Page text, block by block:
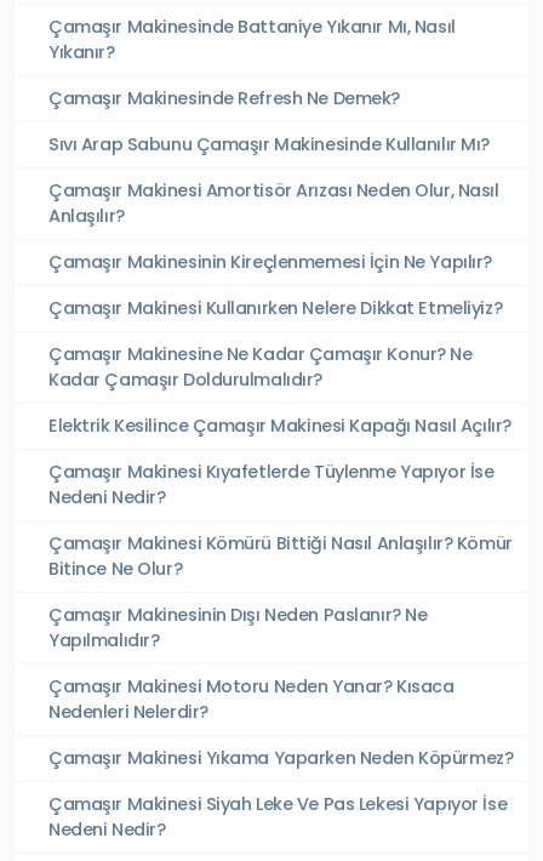
Çamaşır Makinesinde Battaniye Yıkanır Mı, Nasıl
Yıkanır?
Çamaşır Makinesinde Refresh Ne Demek?
Sıvı Arap Sabunu Çamaşır Makinesinde Kullanılır Mı?
Çamaşır Makinesi Amortisör Arızası Neden Olur, Nasıl
Anlaşılır?
Çamaşır Makinesinin Kireçlenmemesi İçin Ne Yapılır?
Çamaşır Makinesi Kullanırken Nelere Dikkat Etmeliyiz?
Çamaşır Makinesine Ne Kadar Çamaşır Konur? Ne
Kadar Çamaşır Doldurulmalıdır?
Elektrik Kesilince Çamaşır Makinesi Kapağı Nasıl Açılır?
Çamaşır Makinesi Kıyafetlerde Tüylenme Yapıyor İse
Nedeni Nedir?
Çamaşır Makinesi Kömürü Bittiği Nasıl Anlaşılır? Kömür
Bitince Ne Olur?
Çamaşır Makinesinin Dışı Neden Paslanır? Ne
Yapılmalıdır?
Çamaşır Makinesi Motoru Neden Yanar? Kısaca
Nedenleri Nelerdir?
Çamaşır Makinesi Yıkama Yaparken Neden Köpürmez?
Çamaşır Makinesi Siyah Leke Ve Pas Lekesi Yapıyor İse
Nedeni Nedir?